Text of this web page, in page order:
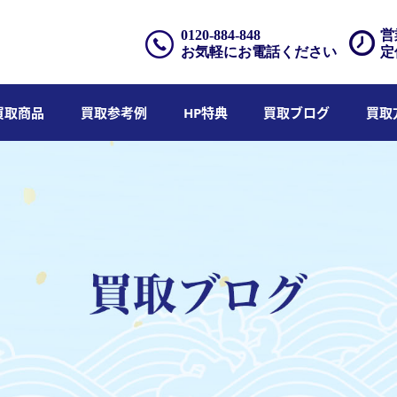
営
0120-884-848
お気軽にお電話ください
取商品 買取参考例 HP特典 買取ブログ 買取